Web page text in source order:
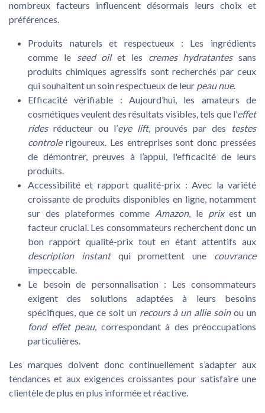
nombreux facteurs influencent désormais leurs choix et
préférences.
Produits naturels et respectueux : Les ingrédients
comme le seed oilet les cremes hydratantessans
produits chimiques agressifs sont recherchés par ceux
qui souhaitent un soin respectueux de leur peau nue.
Efficacité vérifiable : Aujourd’hui, les amateurs de
cosmétiques veulent des résultats visibles, tels que l’effet
ridesréducteur ou l’eye lift, prouvés par des
testes
controlerigoureux. Les entreprises sont donc pressées
de démontrer, preuves à l’appui, l'efficacité de leurs
produits.
Accessibilité et rapport qualité-prix : Avec la variété
croissante de produits disponibles en ligne, notamment
sur des plateformes comme Amazon, le prixest un
facteur crucial. Les consommateurs recherchent donc un
bon rapport qualité-prix tout en étant attentifs aux
description instantqui promettent une couvrance
impeccable.
Le besoin de personnalisation : Les consommateurs
exigent des solutions adaptées à leurs besoins
spécifiques, que ce soit un recours à un allie soinou un
fond effet peau, correspondant à des préoccupations
particulières.
Les marques doivent donc continuellement s’adapter aux
tendances et aux exigences croissantes pour satisfaire une
clientèle de plus en plus informée et réactive.